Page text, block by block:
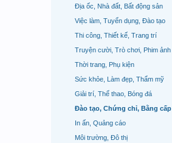
Địa ốc, Nhà đất, Bất động sản
Việc làm, Tuyển dụng, Đào tạo
Thi công, Thiết kế, Trang trí
Truyện cười, Trò chơi, Phim ảnh
Thời trang, Phụ kiện
Sức khỏe, Làm đẹp, Thẩm mỹ
Giải trí, Thể thao, Bóng đá
Đào tạo, Chứng chỉ, Bằng cấp
In ấn, Quảng cáo
Môi trường, Đô thị